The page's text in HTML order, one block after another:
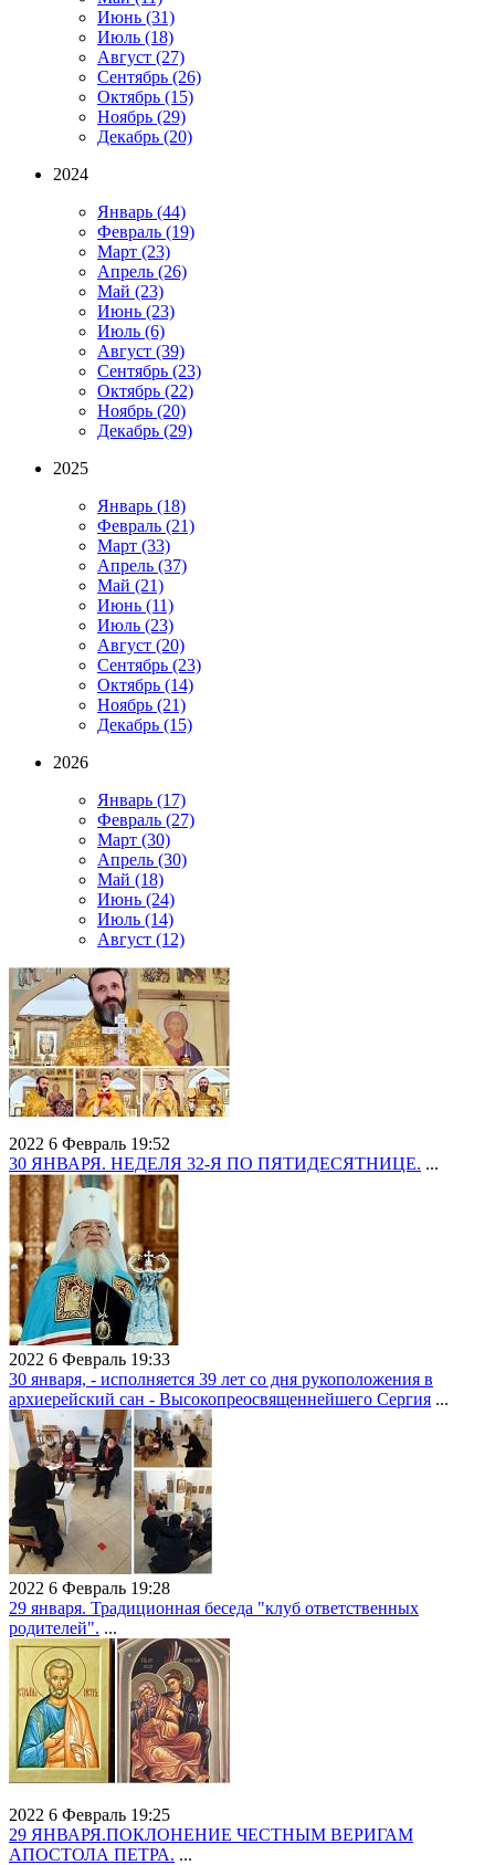
Июнь (31)
Июль (18)
Август (27)
Сентябрь (26)
Октябрь (15)
Ноябрь (29)
Декабрь (20)
2024
Январь (44)
Февраль (19)
Март (23)
Апрель (26)
Май (23)
Июнь (23)
Июль (6)
Август (39)
Сентябрь (23)
Октябрь (22)
Ноябрь (20)
Декабрь (29)
2025
Январь (18)
Февраль (21)
Март (33)
Апрель (37)
Май (21)
Июнь (11)
Июль (23)
Август (20)
Сентябрь (23)
Октябрь (14)
Ноябрь (21)
Декабрь (15)
2026
Январь (17)
Февраль (27)
Март (30)
Апрель (30)
Май (18)
Июнь (24)
Июль (14)
Август (12)
2022 6 Февраль 19:52
30 ЯНВАРЯ. НЕДЕЛЯ 32-Я ПО ПЯТИДЕСЯТНИЦЕ. ...
2022 6 Февраль 19:33
30 января, - исполняется 39 лет со дня рукоположения в
архиерейский сан - Высокопреосвященнейшего Сергия ...
2022 6 Февраль 19:28
29 января. Традиционная беседа "клуб ответственных
родителей". ...
2022 6 Февраль 19:25
29 ЯНВАРЯ.ПОКЛОНЕНИЕ ЧЕСТНЫМ ВЕРИГАМ
АПОСТОЛА ПЕТРА. ...